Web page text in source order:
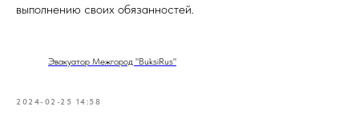
выполнению своих обязанностей.
Эвакуатор Межгород "BuksiRus"
2024-02-25 14:58